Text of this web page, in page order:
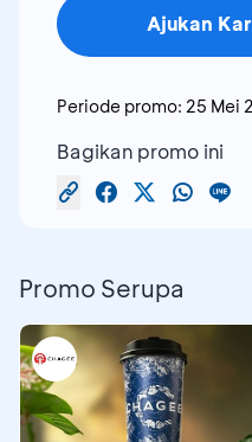
Ajukan
Periode promo: 25 Mei
Bagikan promo ini
Promo Serupa